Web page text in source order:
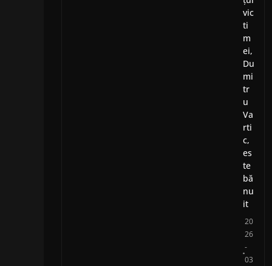
vic
ti
m
ei,
Du
mi
tr
u
Va
rti
c,
es
te
bă
nu
it
20
26
-
03